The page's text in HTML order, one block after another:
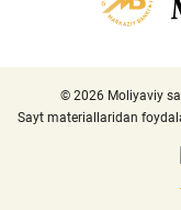
© 2026 Moliyaviy
Sayt materiallaridan